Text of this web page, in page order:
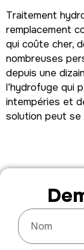
Traitement
remplacement
qui coûte cher,
nombreuses
depuis une
l’hydrofuge qui
intempéries et
solution peut se